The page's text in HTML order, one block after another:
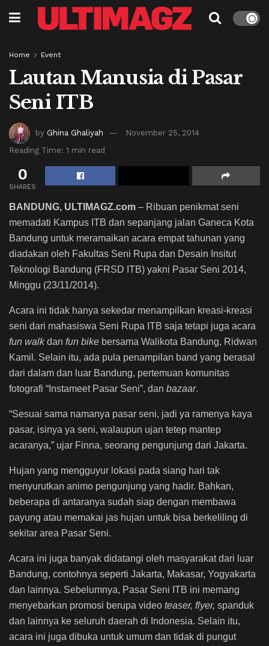
Home Event
Lautan Manusia di Pasar
Seni ITB
by Ghina Ghaliyah
November 25, 2014
Reading Time: 1 min read
0
SHARES
BANDUNG, ULTIMAGZ.com – Ribuan penikmat seni
memadati Kampus ITB dan sepanjang jalan Ganeca Kota
Bandung untuk meramaikan acara empat tahunan yang
diadakan oleh Fakultas Seni Rupa dan Desain Insitut
Teknologi Bandung (FRSD ITB) yakni Pasar Seni 2014,
Minggu (23/11/2014).
Acara ini tidak hanya sekedar menampilkan kreasi-kreasi
seni dari mahasiswa Seni Rupa ITB saja tetapi juga acara
fun walkdan fun bike bersama Walikota Bandung, Ridwan
Kamil. Selain itu, ada pula penampilan band yang berasal
dari dalam dan luar Bandung, pertemuan komunitas
fotografi “Instameet Pasar Seni”, dan bazaar.
“Sesuai sama namanya pasar seni, jadi ya ramenya kaya
pasar, isinya ya seni, walaupun ujan tetep mantep
acaranya,” ujar Finna, seorang pengunjung dari Jakarta.
Hujan yang mengguyur lokasi pada siang hari tak
menyurutkan animo pengunjung yang hadir. Bahkan,
beberapa di antaranya sudah siap dengan membawa
payung atau memakai jas hujan untuk bisa berkeliling di
sekitar area Pasar Seni.
Acara ini juga banyak didatangi oleh masyarakat dari luar
Bandung, contohnya seperti Jakarta, Makasar, Yogyakarta
dan lainnya. Sebelumnya, Pasar Seni ITB ini memang
menyebarkan promosi berupa video teaser, flyer, spanduk
dan lainnya ke seluruh daerah di Indonesia. Selain itu,
acara ini juga dibuka untuk umum dan tidak di pungut